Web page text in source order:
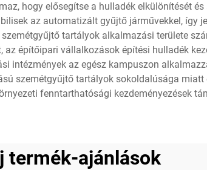
hogy elősegítse a hulladék elkülönítését
az automatizált gyűjtő járművekkel, így
tartályok alkalmazási területe
építőipari vállalkozások építési hulladék
intézmények az egész kampuszon
szemétgyűjtő tartályok sokoldalúsága
fenntarthatósági kezdeményezések
termék-ajánlások